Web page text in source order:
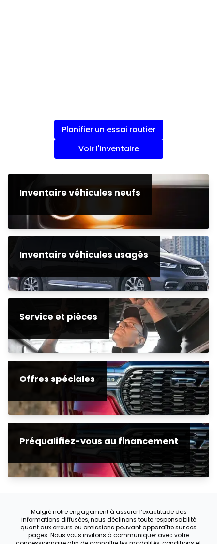
Planifier un essai routier
Voir l'inventaire
Inventaire véhicules neufs
Inventaire véhicules usagés
Service et pièces
Offres spéciales
Préqualifiez-vous au financement
Malgré notre engagement à assurer l’exactitude des
informations diffusées, nous déclinons toute responsabilité
quant aux erreurs ou omissions pouvant apparaître sur ces
pages. Nous vous invitons à communiquer avec votre